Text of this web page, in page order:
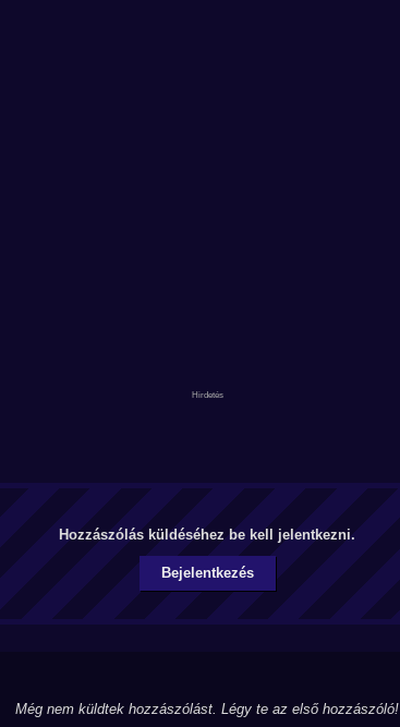
Hozzászólás küldéséhez be kell jelentkezni.
Bejelentkezés
Még nem küldtek hozzászólást. Légy te az első hozzászóló!